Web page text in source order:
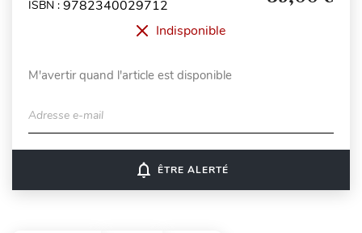
ISBN : 9782340029712
Indisponible
M'avertir quand l'article est disponible
Adresse e-mail
notifications_none ÊTRE ALERTÉ